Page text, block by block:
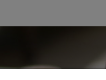
歡迎踴躍使用。